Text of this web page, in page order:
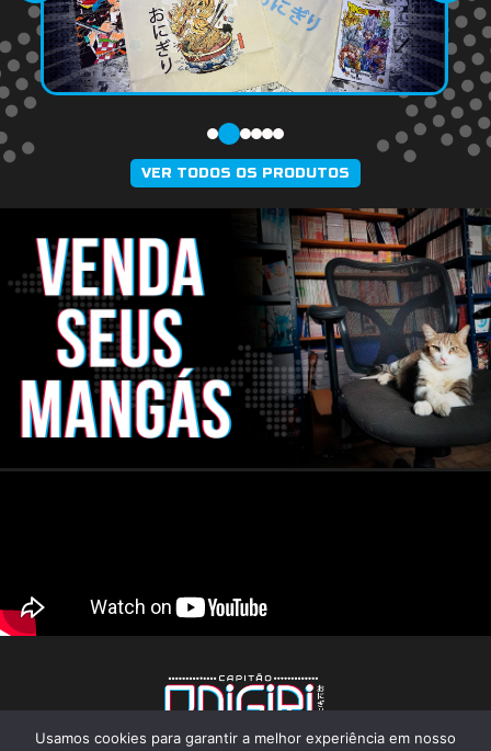
Usamos cookies para garantir a melhor experiência em nosso
VER TODOS OS PRODUTOS
CNPJ: 22.824.773/0001-25